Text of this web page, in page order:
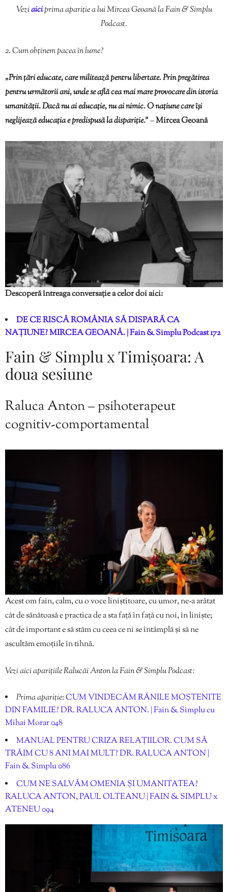
Veziaiciprima apariție a lui Mircea Geoană la Fain & Simplu
Podcast.
2. Cum obținem pacea în lume?
„Prin țări educate, care militează pentru libertate. Prin pregătirea
pentru următorii ani, unde se află cea mai mare provocare din istoria
umanității. Dacă nu ai educație, nu ai nimic. O națiune care își
neglijează educația e predispusă la dispariție.”–Mircea Geoană
Descoperă întreaga conversație a celor doi aici:
DE CE RISCĂ ROMÂNIA SĂ DISPARĂ CA
NAȚIUNE? MIRCEA GEOANĂ. | Fain & Simplu Podcast 172
Fain & Simplu x Timișoara: A
doua sesiune
Raluca Anton – psihoterapeut
cognitiv-comportamental
Acest om fain, calm, cu o voce liniștitoare, cu umor, ne-a arătat
cât de sănătoasă e practica de a sta față în față cu noi, în liniște;
cât de important e să stăm cu ceea ce ni se întâmplă și să ne
ascultăm emoțiile în tihnă.
Vezi aici aparițiile Ralucăi Anton la Fain & Simplu Podcast:
Prima apariție:CUM VINDECĂM RĂNILE MOȘTENITE
DIN FAMILIE? DR. RALUCA ANTON. | Fain & Simplu cu
Mihai Morar 048
MANUAL PENTRU CRIZA RELAȚIILOR. CUM SĂ
TRĂIM CU 8 ANI MAI MULT? DR. RALUCA ANTON |
Fain & Simplu 086
CUM NE SALVĂM OMENIA ȘI UMANITATEA?
RALUCA ANTON, PAUL OLTEANU | FAIN & SIMPLU x
ATENEU 094